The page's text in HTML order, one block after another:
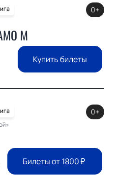
М
0+
Купить билеты
0+
Билеты от 1800₽